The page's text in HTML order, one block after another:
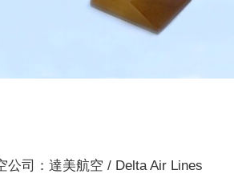
公司：達美航空 / Delta Air Lines